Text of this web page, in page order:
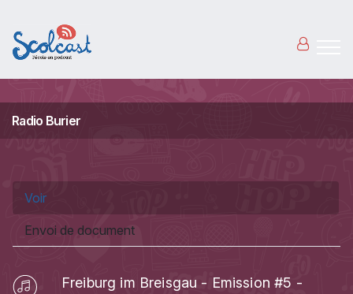
Radio Burier
Onglets principaux
Voir
Envoi de document
Freiburg im Breisgau - Emission #5 -